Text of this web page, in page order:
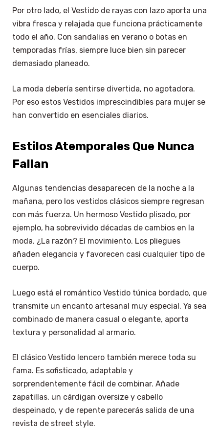
Por otro lado, el Vestido de rayas con lazo aporta una
vibra fresca y relajada que funciona prácticamente
todo el año. Con sandalias en verano o botas en
temporadas frías, siempre luce bien sin parecer
demasiado planeado.
La moda debería sentirse divertida, no agotadora.
Por eso estos Vestidos imprescindibles para mujer se
han convertido en esenciales diarios.
Estilos Atemporales Que Nunca
Fallan
Algunas tendencias desaparecen de la noche a la
mañana, pero los vestidos clásicos siempre regresan
con más fuerza. Un hermoso Vestido plisado, por
ejemplo, ha sobrevivido décadas de cambios en la
moda. ¿La razón? El movimiento. Los pliegues
añaden elegancia y favorecen casi cualquier tipo de
cuerpo.
Luego está el romántico Vestido túnica bordado, que
transmite un encanto artesanal muy especial. Ya sea
combinado de manera casual o elegante, aporta
textura y personalidad al armario.
El clásico Vestido lencero también merece toda su
fama. Es sofisticado, adaptable y
sorprendentemente fácil de combinar. Añade
zapatillas, un cárdigan oversize y cabello
despeinado, y de repente parecerás salida de una
revista de street style.